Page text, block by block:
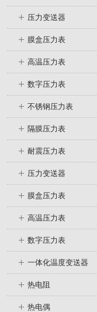
压力变送器
膜盒压力表
高温压力表
数字压力表
不锈钢压力表
隔膜压力表
耐震压力表
压力变送器
膜盒压力表
高温压力表
数字压力表
一体化温度变送器
热电阻
热电偶